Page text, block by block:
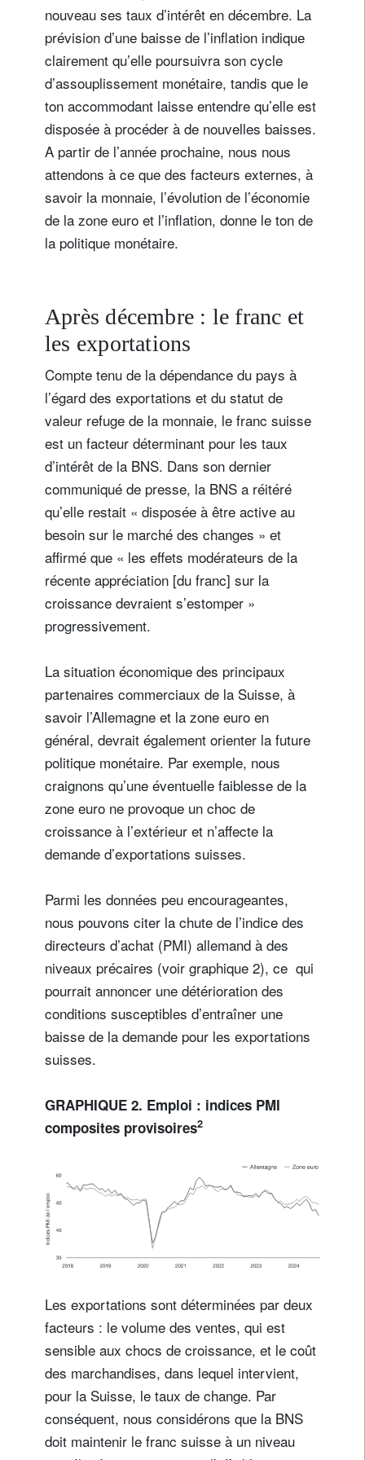
nouveau ses taux d’intérêt en décembre. La
prévision d’une baisse de l’inflation indique
clairement qu’elle poursuivra son cycle
d’assouplissement monétaire, tandis que le
ton accommodant laisse entendre qu’elle est
disposée à procéder à de nouvelles baisses.
A partir de l’année prochaine, nous nous
attendons à ce que des facteurs externes, à
savoir la monnaie, l’évolution de l’économie
de la zone euro et l’inflation, donne le ton de
la politique monétaire.
Après décembre : le franc et
les exportations
Compte tenu de la dépendance du pays à
l’égard des exportations et du statut de
valeur refuge de la monnaie, le franc suisse
est un facteur déterminant pour les taux
d’intérêt de la BNS. Dans son dernier
communiqué de presse, la BNS a réitéré
qu’elle restait « disposée à être active au
besoin sur le marché des changes » et
affirmé que « les effets modérateurs de la
récente appréciation [du franc] sur la
croissance devraient s’estomper »
progressivement.
La situation économique des principaux
partenaires commerciaux de la Suisse, à
savoir l’Allemagne et la zone euro en
général, devrait également orienter la future
politique monétaire. Par exemple, nous
craignons qu’une éventuelle faiblesse de la
zone euro ne provoque un choc de
croissance à l’extérieur et n’affecte la
demande d’exportations suisses.
Parmi les données peu encourageantes,
nous pouvons citer la chute de l’indice des
directeurs d’achat (PMI) allemand à des
niveaux précaires (voir graphique 2), ce qui
pourrait annoncer une détérioration des
conditions susceptibles d’entraîner une
baisse de la demande pour les exportations
suisses.
GRAPHIQUE 2. Emploi : indices PMI
composites provisoires2
Les exportations sont déterminées par deux
facteurs : le volume des ventes, qui est
sensible aux chocs de croissance, et le coût
des marchandises, dans lequel intervient,
pour la Suisse, le taux de change. Par
conséquent, nous considérons que la BNS
doit maintenir le franc suisse à un niveau